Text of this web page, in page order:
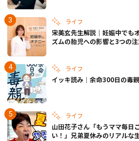
ライフ
宋美玄先生解説｜妊娠中でも
ズムの胎児への影響と3つの
ライフ
イッキ読み｜余命300日の毒親
ライフ
山田花子さん「もうママ毎日
い！」兄弟夏休みのリアルな